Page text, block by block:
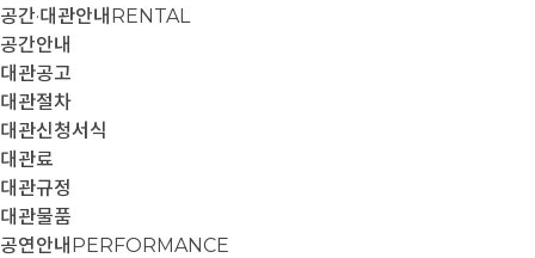
공간·대관안내 RENTAL
공간안내
대관공고
대관절차
대관신청서식
대관료
대관규정
대관물품
공연안내 PERFORMANCE